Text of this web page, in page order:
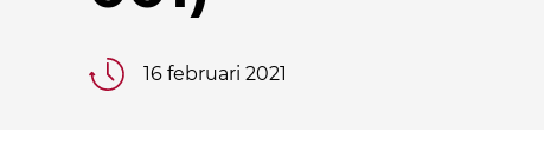
16 februari 2021